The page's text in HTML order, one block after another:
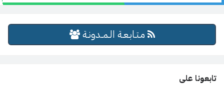
مـتـابـعـة الـمــدونـة
تابعونا على